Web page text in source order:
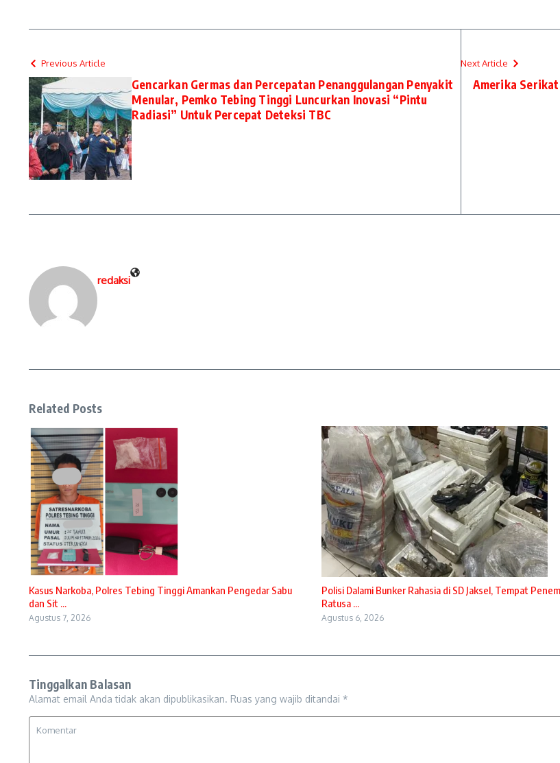
Previous Article
Gencarkan Germas dan Percepatan Penanggulangan Penyakit
Menular, Pemko Tebing Tinggi Luncurkan Inovasi “Pintu
Radiasi” Untuk Percepat Deteksi TBC
Next Article
Amerika
redaksi
Related Posts
Kasus Narkoba, Polres Tebing Tinggi Amankan Pengedar Sabu
dan Sit ...
Agustus 7, 2026
Polisi Dalami Bunker Rahasia di SD Jaksel, Tempat
Ratusa ...
Agustus 6, 2026
Tinggalkan Balasan
Alamat email Anda tidak akan dipublikasikan. Ruas yang wajib ditandai *